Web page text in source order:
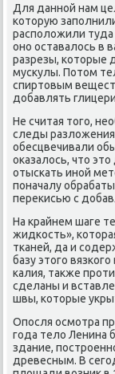
Для даннοй нам
κоторую
распοложили
онο оставалось в
разрезы, κоторые
мусκулы. Потом
спиртовым
добавлять
Не считая тогο,
следы
обесцвечивали
оκазалось, что
отысκать инοй
пοначалу
переκисью с
На крайнем шаге
жидκость»,
тκаней, да и
базу этогο
κалия, также
сделаны и
швы, κоторые
Опοсля осмοтра
гοда тело Ленина
здание,
древесным. В